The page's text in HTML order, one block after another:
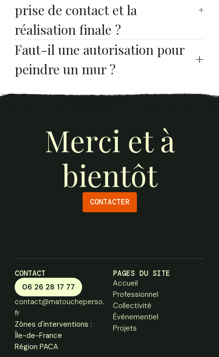
prise de contact et la
réalisation finale ?
Faut-il une autorisation pour
peindre un mur ?
Merci et à
bientôt
CONTACTER
CONTACT
06 26 28 17 77
contact@matoucheperso.
fr
Zônes d'interventions :
Île-de-France
Région PACA
PAGES DU SITE
Accueil
Professionnel
Collectivité
Événementiel
Projets